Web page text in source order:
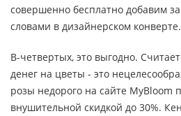
совершенно бесплатно добавим
словами в дизайнерском конверте.
В-четвертых, это выгодно.
денег на цветы - это
розы недорого на сайте MyBloom
внушительной скидкой до 30%.